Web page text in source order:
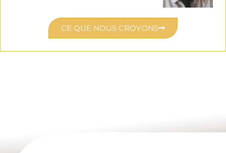
CE QUE NOUS CROYONS